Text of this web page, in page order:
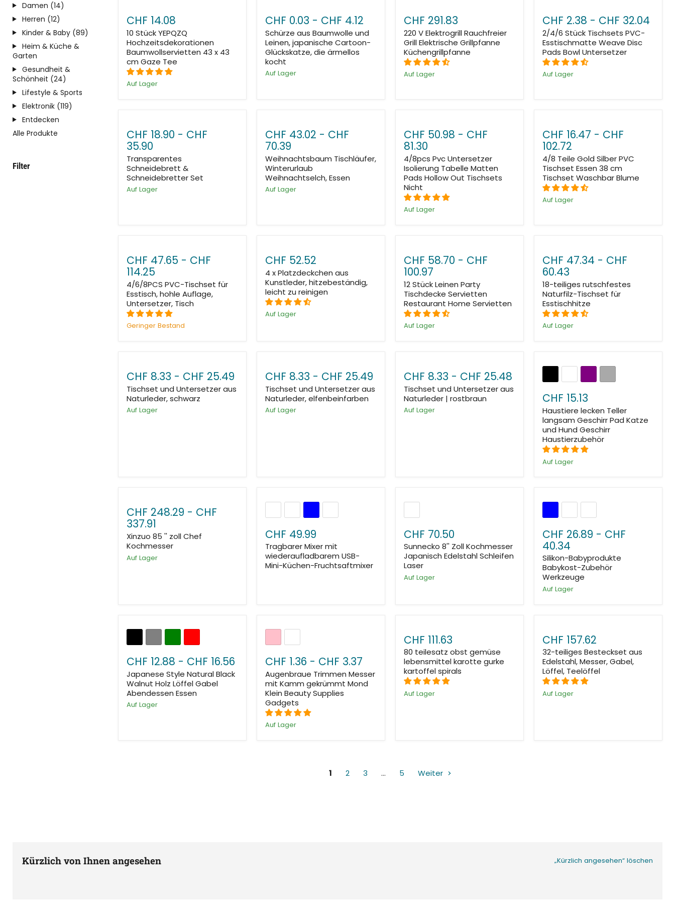
Damen (14)
Herren (12)
Kinder & Baby (89)
Heim & Küche &
Garten
Gesundheit &
Schönheit (24)
Lifestyle & Sports
Elektronik (119)
Entdecken
Alle Produkte
Filter
CHF 14.08
10 Stück YEPQZQ
Hochzeitsdekorationen
Baumwollservietten 43 x 43
cm Gaze Tee
Auf Lager
CHF 0.03 - CHF 4.12
Schürze aus Baumwolle und
Leinen, japanische Cartoon-
Glückskatze, die ärmellos
kocht
Auf Lager
CHF 291.83
220 V Elektrogrill Rauchfreier
Grill Elektrische Grillpfanne
Küchengrillpfanne
Auf Lager
CHF 2.38 - CHF 32.04
2/4/6 Stück Tischsets PVC-
Esstischmatte Weave Disc
Pads Bowl Untersetzer
Auf Lager
CHF 18.90 - CHF
35.90
Transparentes
Schneidebrett &
Schneidebretter Set
Auf Lager
CHF 43.02 - CHF
70.39
Weihnachtsbaum Tischläufer,
Winterurlaub
Weihnachtselch, Essen
Auf Lager
CHF 50.98 - CHF
81.30
4/8pcs Pvc Untersetzer
Isolierung Tabelle Matten
Pads Hollow Out Tischsets
Nicht
Auf Lager
CHF 16.47 - CHF
102.72
4/8 Teile Gold Silber PVC
Tischset Essen 38 cm
Tischset Waschbar Blume
Auf Lager
CHF 47.65 - CHF
114.25
4/6/8PCS PVC-Tischset für
Esstisch, hohle Auflage,
Untersetzer, Tisch
Geringer Bestand
CHF 52.52
4 x Platzdeckchen aus
Kunstleder, hitzebeständig,
leicht zu reinigen
Auf Lager
CHF 58.70 - CHF
100.97
12 Stück Leinen Party
Tischdecke Servietten
Restaurant Home Servietten
Auf Lager
CHF 47.34 - CHF
60.43
18-teiliges rutschfestes
Naturfilz-Tischset für
Esstischhitze
Auf Lager
CHF 8.33 - CHF 25.49
Tischset und Untersetzer aus
Naturleder, schwarz
Auf Lager
CHF 8.33 - CHF 25.49
Tischset und Untersetzer aus
Naturleder, elfenbeinfarben
Auf Lager
CHF 8.33 - CHF 25.48
Tischset und Untersetzer aus
Naturleder | rostbraun
Auf Lager
CHF 15.13
Haustiere lecken Teller
langsam Geschirr Pad Katze
und Hund Geschirr
Haustierzubehör
Auf Lager
CHF 248.29 - CHF
337.91
Xinzuo 85 '' zoll Chef
Kochmesser
Auf Lager
CHF 49.99
Tragbarer Mixer mit
wiederaufladbarem USB-
Mini-Küchen-Fruchtsaftmixer
CHF 70.50
Sunnecko 8'' Zoll Kochmesser
Japanisch Edelstahl Schleifen
Laser
Auf Lager
CHF 26.89 - CHF
40.34
Silikon-Babyprodukte
Babykost-Zubehör
Werkzeuge
Auf Lager
CHF 12.88 - CHF 16.56
Japanese Style Natural Black
Walnut Holz Löffel Gabel
Abendessen Essen
Auf Lager
CHF 1.36 - CHF 3.37
Augenbraue Trimmen Messer
mit Kamm gekrümmt Mond
Klein Beauty Supplies
Gadgets
Auf Lager
CHF 111.63
80 teilesatz obst gemüse
lebensmittel karotte gurke
kartoffel spirals
Auf Lager
CHF 157.62
32-teiliges Besteckset aus
Edelstahl, Messer, Gabel,
Löffel, Teelöffel
Auf Lager
1 2 3 … 5 Weiter
Kürzlich von Ihnen angesehen „Kürzlich angesehen“ löschen